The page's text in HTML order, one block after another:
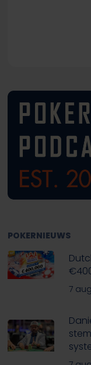
POKERNIEUWS
7